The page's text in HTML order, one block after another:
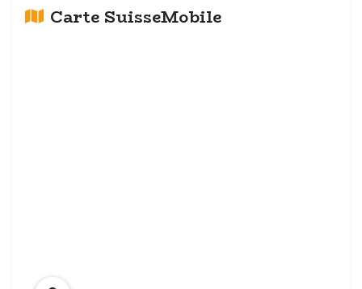
Carte SuisseMobile